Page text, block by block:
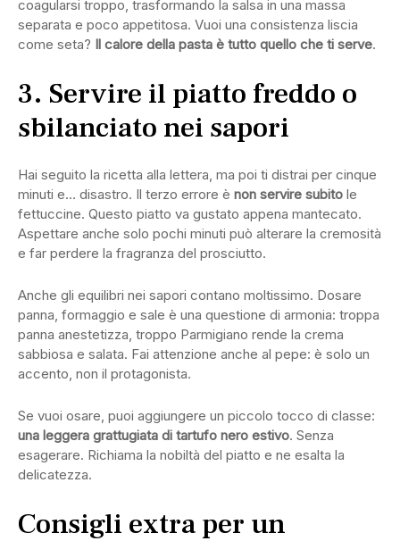
coagularsi troppo, trasformando la salsa in una massa
separata e poco appetitosa. Vuoi una consistenza liscia
come seta? Il calore della pasta è tutto quello che ti serve.
3. Servire il piatto freddo o
sbilanciato nei sapori
Hai seguito la ricetta alla lettera, ma poi ti distrai per cinque
minuti e… disastro. Il terzo errore è non servire subito le
fettuccine. Questo piatto va gustato appena mantecato.
Aspettare anche solo pochi minuti può alterare la cremosità
e far perdere la fragranza del prosciutto.
Anche gli equilibri nei sapori contano moltissimo. Dosare
panna, formaggio e sale è una questione di armonia: troppa
panna anestetizza, troppo Parmigiano rende la crema
sabbiosa e salata. Fai attenzione anche al pepe: è solo un
accento, non il protagonista.
Se vuoi osare, puoi aggiungere un piccolo tocco di classe:
una leggera grattugiata di tartufo nero estivo. Senza
esagerare. Richiama la nobiltà del piatto e ne esalta la
delicatezza.
Consigli extra per un